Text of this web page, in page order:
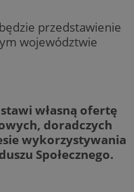
przedstawienie
województwie
własną ofertę
doradczych
wykorzystywania
Społecznego.